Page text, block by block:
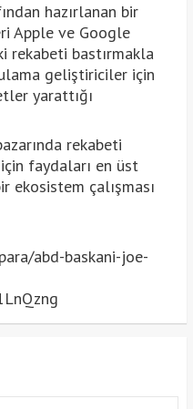
hazırlanan bir
Apple ve Google
rekabeti bastırmakla
geliştiriciler için
yarattığı
rekabeti
faydaları en üst
ekosistem çalışması
abd-baskani-joe-